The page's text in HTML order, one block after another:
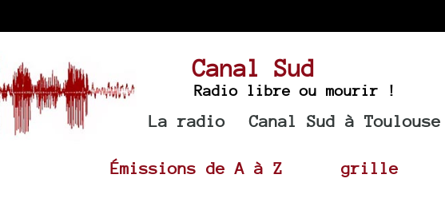
Canal Sud
Radio libre ou mourir !
La radio Canal Sud à Toulouse
Émissions de A à Z grille